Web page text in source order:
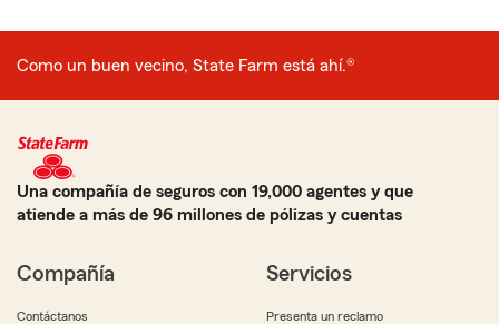
Como un buen vecino, State Farm está ahí.®
Una compañía de seguros con 19,000 agentes y que
atiende a más de 96 millones de pólizas y cuentas
Compañía
Contáctanos
Servicios
Presenta un reclamo